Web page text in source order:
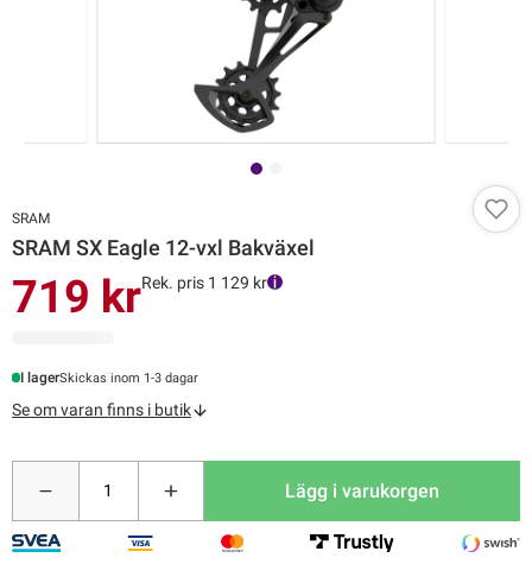
SRAM
SRAM SX Eagle 12-vxl Bakväxel
719 krRek. pris 1 129 kr
I lagerSkickas inom 1-3 dagar
Se om varan finns i butik
Lägg i varukorgen